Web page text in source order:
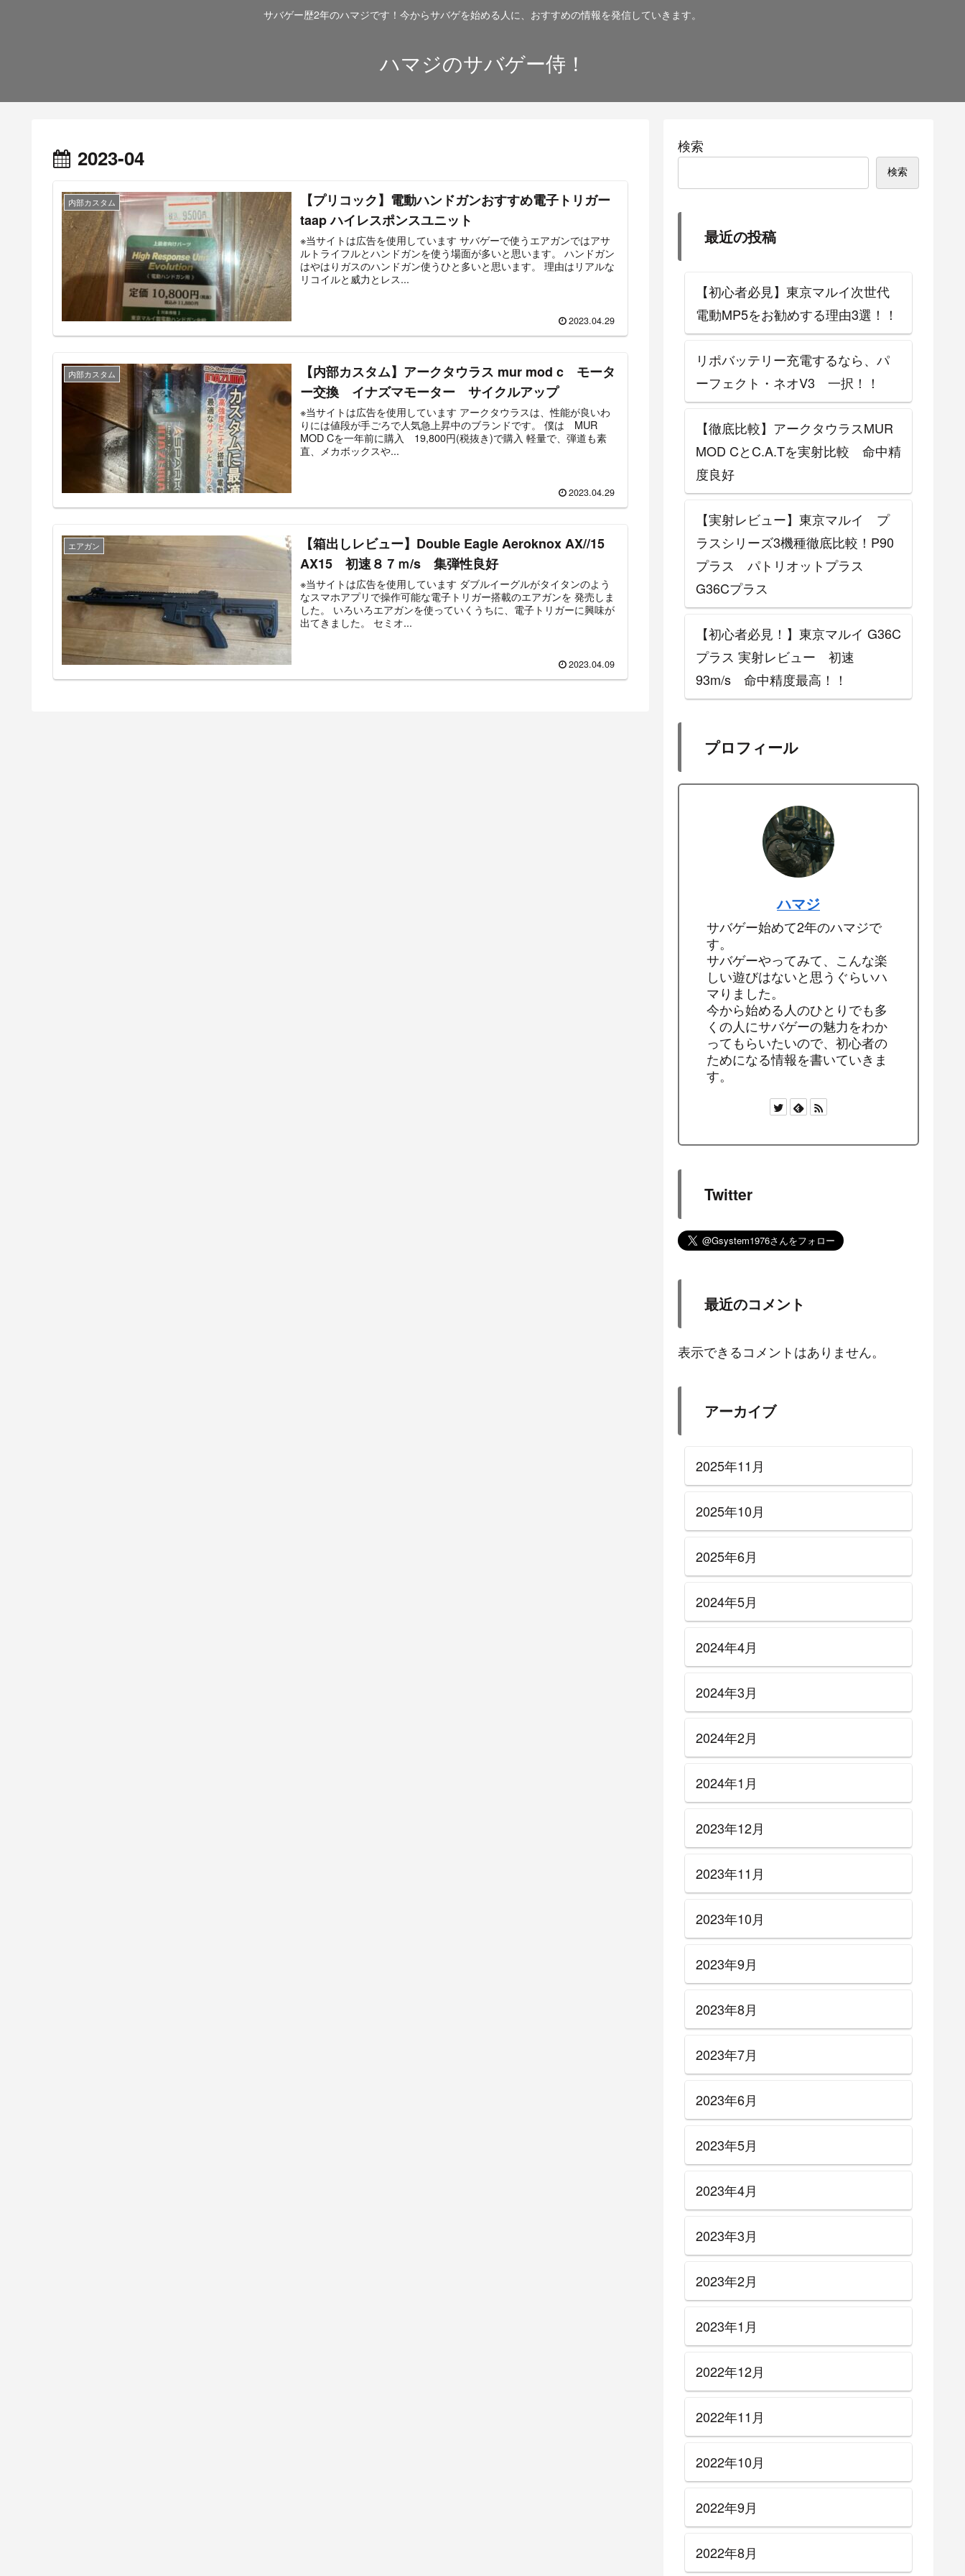
サバゲー歴2年のハマジです！今からサバゲを始める人に、おすすめの情報を発信していきます。
ハマジのサバゲー侍！
2023-04
内部カスタム
【プリコック】電動ハンドガンおすすめ電子トリガー
taap ハイレスポンスユニット
※当サイトは広告を使用しています サバゲーで使うエアガンではアサ
ルトライフルとハンドガンを使う場面が多いと思います。 ハンドガン
はやはりガスのハンドガン使うひと多いと思います。 理由はリアルな
リコイルと威力とレス...
2023.04.29
内部カスタム
【内部カスタム】アークタウラス mur mod c モータ
ー交換 イナズマモーター サイクルアップ
※当サイトは広告を使用しています アークタウラスは、性能が良いわ
りには値段が手ごろで人気急上昇中のブランドです。 僕は MUR
MOD Cを一年前に購入 19,800円(税抜き)で購入 軽量で、弾道も素
直、メカボックスや...
2023.04.29
エアガン
【箱出しレビュー】Double Eagle Aeroknox AX//15
AX15 初速８７ｍ/s 集弾性良好
※当サイトは広告を使用しています ダブルイーグルがタイタンのよう
なスマホアプリで操作可能な電子トリガー搭載のエアガンを 発売しま
した。 いろいろエアガンを使っていくうちに、電子トリガーに興味が
出てきました。 セミオ...
2023.04.09
検索
検索
最近の投稿
【初心者必見】東京マルイ次世代
電動MP5をお勧めする理由3選！！
リポバッテリー充電するなら、パ
ーフェクト・ネオV3 一択！！
【徹底比較】アークタウラスMUR
MOD CとC.A.Tを実射比較 命中精
度良好
【実射レビュー】東京マルイ プ
ラスシリーズ3機種徹底比較！P90
プラス パトリオットプラス
G36Cプラス
【初心者必見！】東京マルイ G36C
プラス 実射レビュー 初速
93m/s 命中精度最高！！
プロフィール
ハマジ
サバゲー始めて2年のハマジで
す。
サバゲーやってみて、こんな楽
しい遊びはないと思うぐらいハ
マりました。
今から始める人のひとりでも多
くの人にサバゲーの魅力をわか
ってもらいたいので、初心者の
ためになる情報を書いていきま
す。
Twitter
最近のコメント
表示できるコメントはありません。
アーカイブ
2025年11月
2025年10月
2025年6月
2024年5月
2024年4月
2024年3月
2024年2月
2024年1月
2023年12月
2023年11月
2023年10月
2023年9月
2023年8月
2023年7月
2023年6月
2023年5月
2023年4月
2023年3月
2023年2月
2023年1月
2022年12月
2022年11月
2022年10月
2022年9月
2022年8月